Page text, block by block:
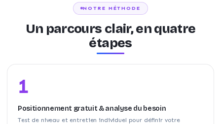
NOTRE MÉTHODE
Un parcours clair, en quatre
étapes
1
Positionnement gratuit & analyse du besoin
Test de niveau et entretien individuel pour définir votre